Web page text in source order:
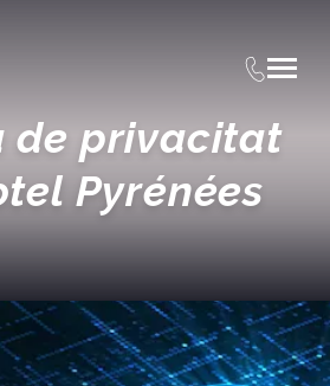
de privacitat
Pyrénées